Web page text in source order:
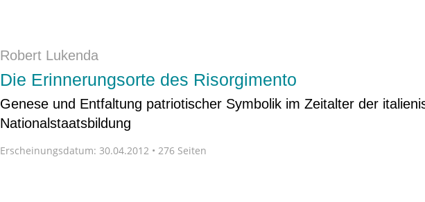
Robert Lukenda
Die Erinnerungsorte des Risorgimento
Genese und Entfaltung patriotischer Symbolik im Zeitalter der
Nationalstaatsbildung
Erscheinungsdatum: 30.04.2012 • 276 Seiten